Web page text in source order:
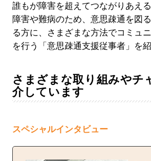
誰もが障害を超えてつながりあえ
障害や難病のため、意思疎通を図
る方に、さまざまな方法でコミュ
を行う「意思疎通支援従事者」を
さまざまな取り組みやチ
介しています
スペシャルインタビュー